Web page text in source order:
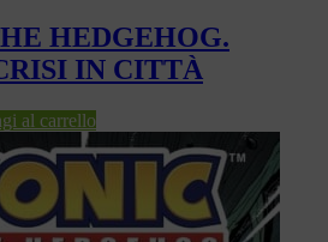
HEDGEHOG.
IN CITTÀ
al carrello